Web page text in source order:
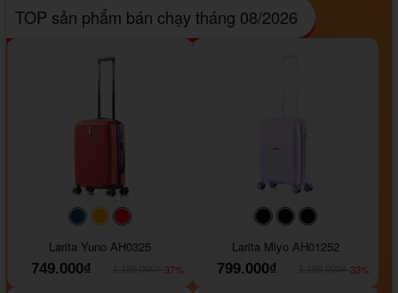
TOP sản phẩm bán chạy tháng 08/2026
#093f69#ffa500
Larita Yuno AH0325
749.000₫
-37%
#000000#000000
Larita Miyo AH01252
799.000₫
-33%